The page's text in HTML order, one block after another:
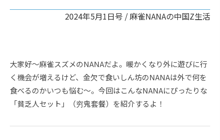
2024年5月1日号 /麻雀NANAの中国Z生活
大家好～麻雀スズメのNANAだよ。暖かくなり外に遊びに行
く機会が増えるけど、金欠で食いしん坊のNANAは外で何を
食べるのかいつも悩む～。今回はこんなNANAにぴったりな
「貧乏人セット」（穷鬼套餐）を紹介するよ！